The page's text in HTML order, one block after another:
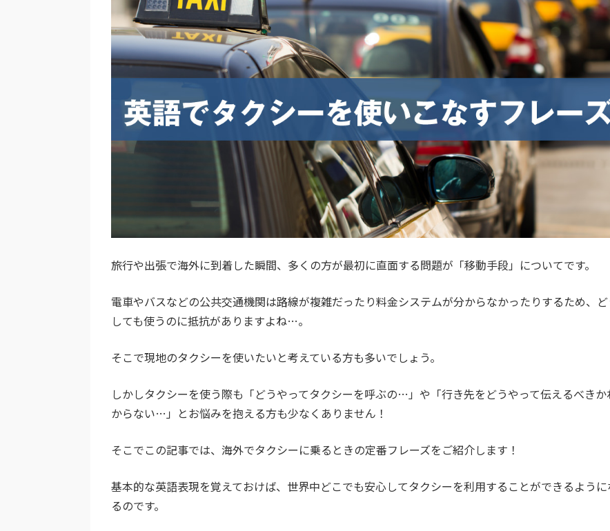
旅行や出張で海外に到着した瞬間、多くの方が最初に直面する問題が「移動手段」についてです。
電車やバスなどの公共交通機関は路線が複雑だったり料金システムが分からなかったりするため、ど
しても使うのに抵抗がありますよね…。
そこで現地のタクシーを使いたいと考えている方も多いでしょう。
しかしタクシーを使う際も「どうやってタクシーを呼ぶの…」や「行き先をどうやって伝えるべきか
からない…」とお悩みを抱える方も少なくありません！
そこでこの記事では、海外でタクシーに乗るときの定番フレーズをご紹介します！
基本的な英語表現を覚えておけば、世界中どこでも安心してタクシーを利用することができるように
るのです。